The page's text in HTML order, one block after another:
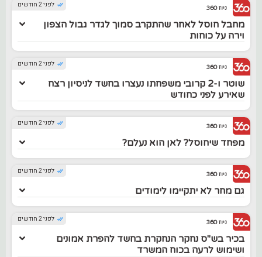
לפני 2 חודשים ניוז 360
מחבל חוסל לאחר שהתקרב סמוך לגדר גבול הצפון
וירה על כוחות
לפני 2 חודשים ניוז 360
שוטר ו-2 קרובי משפחתו נעצרו בחשד לניסיון רצח
שאירע לפני כחודש
לפני 2 חודשים ניוז 360
מפחד שיחוסל? לאן הוא נעלם?
לפני 2 חודשים ניוז 360
גם מחר לא יתקיימו לימודים
לפני 2 חודשים ניוז 360
בכיר בש"ס נחקר הנחקרת בחשד להפרת אמונים
ושימוש לרעה בכוח המשרד